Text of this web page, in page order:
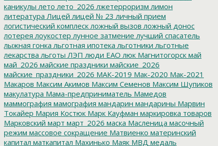
каникулы лето лето_2026 лжетерроризм лимон
литература Лицей лицей № 23 личный прием
логистический комплеск ложный вызов ложный донос
лотерея лоукостер лунное затмение лучший спасатель
лыжная гонка льготная ипотека льготники льготные
лекарства льготы ЛЭП люди ЕАО люк Магнитогорск май
май_2026 майские праздники майские_2026
майские_праздники_2026 МАК-2019 Мак-2020 Мак-2021
Макаров Максим Акимов Максим Семенов Максим Шупиков
макулатура Мама-предприниматель Мамедов
маммография мамография мандарин мандарины Марвин
Токайер Мария Костюк Марк Кауфман маркировка товаров
Марковский март март_2026 маска Масленица масочный
режим массовое сокращение Матвиенко материнский
капитал маткапитал Махинько Маяк МВД медаль